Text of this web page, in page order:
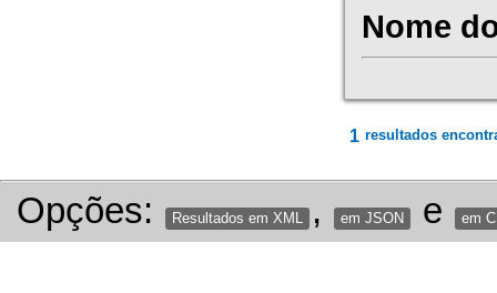
Nome
1 resultados
Opções: Resultados em XML , em JSON e em